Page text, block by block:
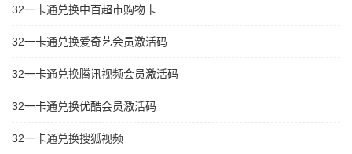
32一卡通兑换中百超市购物卡
32一卡通兑换爱奇艺会员激活码
32一卡通兑换腾讯视频会员激活码
32一卡通兑换优酷会员激活码
32一卡通兑换搜狐视频